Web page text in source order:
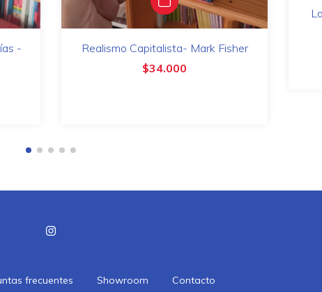
-
Realismo Capitalista- Mark Fisher
$34.000
frecuentes Showroom Contacto